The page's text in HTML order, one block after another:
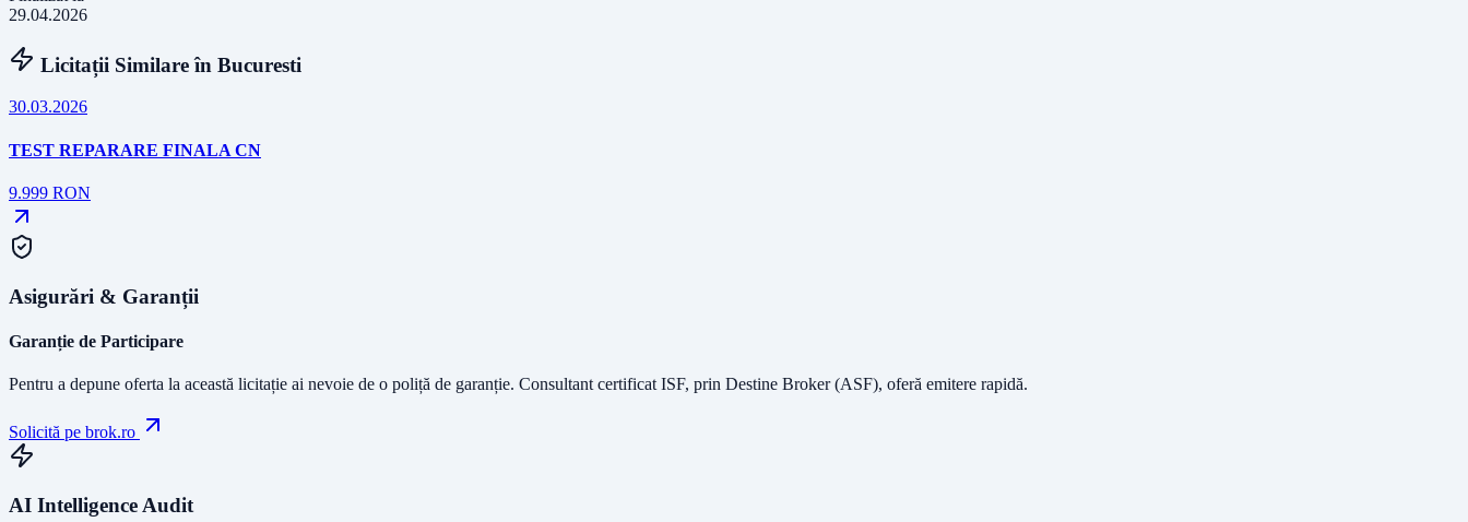
29.04.2026
Licitații Similare în Bucuresti
30.03.2026
TEST REPARARE FINALA CN
9.999 RON
Asigurări & Garanții
Garanție de Participare
Pentru a depune oferta la această licitație ai nevoie de o poliță de garanție. Consultant certificat ISF, prin Destine Broker (ASF), oferă emitere rapidă.
Solicită pe brok.ro
AI Intelligence Audit